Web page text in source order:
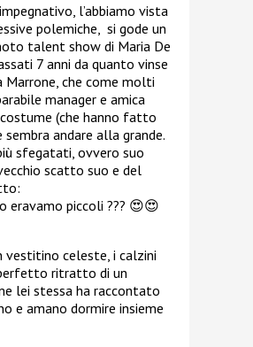
l’abbiamo vista
polemiche, si gode un
talent show di Maria De
7 anni da quanto vinse
che come molti
manager e amica
costume (che hanno fatto
andare alla grande.
sfegatati, ovvero suo
scatto suo e del
piccoli ??? 😍😍
vestitino celeste, i calzini
ritratto di un
lei stessa ha raccontato
e amano dormire insieme